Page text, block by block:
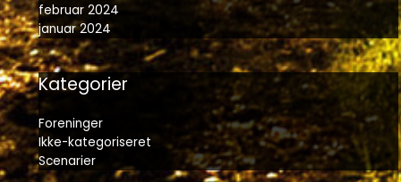
februar 2024
januar 2024
Kategorier
Foreninger
Ikke-kategoriseret
Scenarier